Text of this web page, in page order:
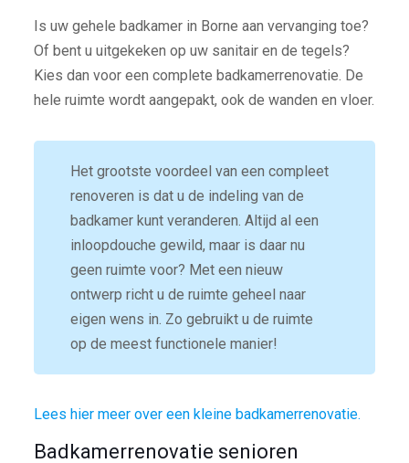
Is uw gehele badkamer in Borne aan vervanging toe?
Of bent u uitgekeken op uw sanitair en de tegels?
Kies dan voor een complete badkamerrenovatie. De
hele ruimte wordt aangepakt, ook de wanden en vloer.
Het grootste voordeel van een compleet
renoveren is dat u de indeling van de
badkamer kunt veranderen. Altijd al een
inloopdouche gewild, maar is daar nu
geen ruimte voor? Met een nieuw
ontwerp richt u de ruimte geheel naar
eigen wens in. Zo gebruikt u de ruimte
op de meest functionele manier!
Lees hier meer over een kleine badkamerrenovatie.
Badkamerrenovatie senioren